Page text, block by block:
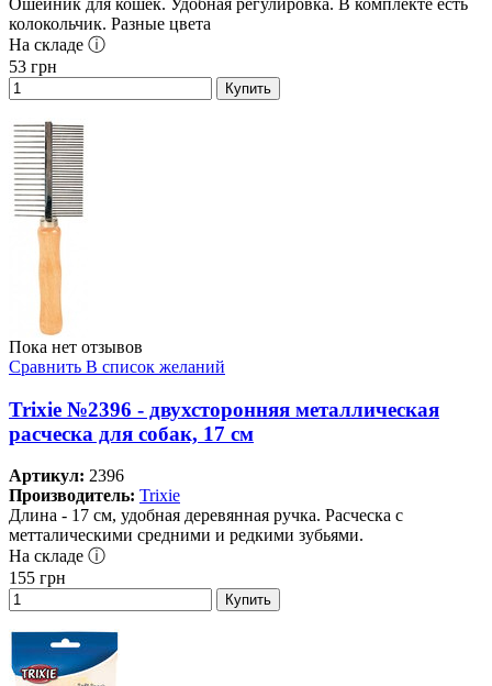
Ошейник для кошек. Удобная регулировка. В комплекте есть
колокольчик. Разные цвета
На складе ⓘ
53 грн
Купить
Пока нет отзывов
Сравнить В список желаний
Trixie №2396 - двухсторонняя металлическая
расческа для собак, 17 см
Артикул: 2396
Производитель: Trixie
Длина - 17 см, удобная деревянная ручка. Расческа с
метталическими средними и редкими зубьями.
На складе ⓘ
155 грн
Купить